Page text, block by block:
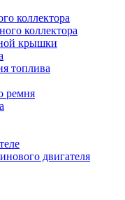
коллектора
коллектора
крышки
топлива
ремня
двигателя